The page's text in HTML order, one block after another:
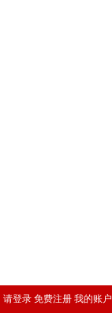
请登录 免费注册 我的账户